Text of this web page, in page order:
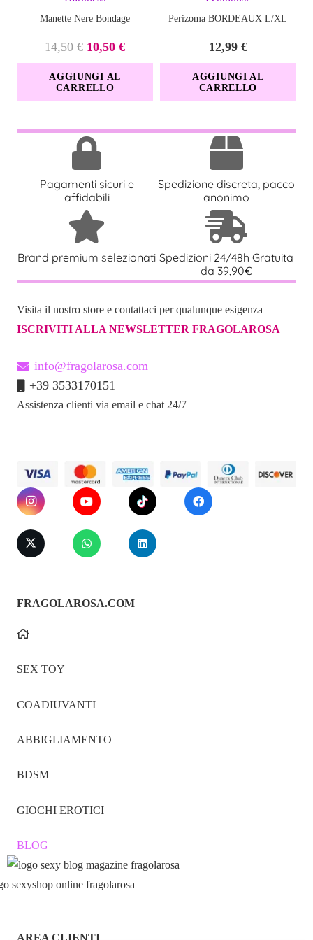
Manette Nere Bondage
14,50€ Il
prezzo
originale
era:
10,50€Il
prezzo
è:
AGGIUNGI AL
CARRELLO
Perizoma BORDEAUX L/XL
12,99 €
AGGIUNGI AL
CARRELLO
Pagamenti sicuri e
affidabili
Spedizione discreta, pacco
anonimo
Brand premium selezionati Spedizioni 24/48h Gratuita
da 39,90€
Visita il nostro store e contattaci per qualunque esigenza
ISCRIVITI ALLA NEWSLETTER FRAGOLAROSA
info@fragolarosa.com
+39 3533170151
Assistenza clienti via email e chat 24/7
FRAGOLAROSA.COM
SEX TOY
COADIUVANTI
ABBIGLIAMENTO
BDSM
GIOCHI EROTICI
BLOG
AREA CLIENTI